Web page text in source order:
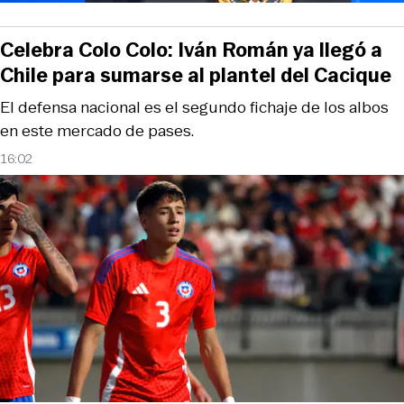
16:02
El defensa nacional es el segundo fichaje de los albos
en este mercado de pases.
Celebra Colo Colo: Iván Román ya llegó a
Chile para sumarse al plantel del Cacique